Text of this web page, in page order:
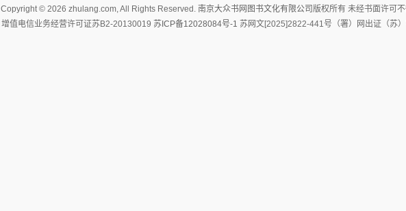
Copyright © 2026 zhulang.com, All Rights Reserved. 南京大众书网图书文化有限公司 版权所有 未经书面许可不
增值电信业务经营许可证苏B2-20130019 苏ICP备12028084号-1 苏网文[2025]2822-441号（署）网出证（苏